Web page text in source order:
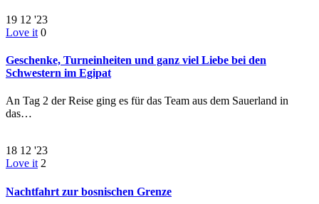
19 12 '23
Love it 0
Geschenke, Turneinheiten und ganz viel Liebe bei den
Schwestern im Egipat
An Tag 2 der Reise ging es für das Team aus dem Sauerland in
das…
18 12 '23
Love it 2
Nachtfahrt zur bosnischen Grenze